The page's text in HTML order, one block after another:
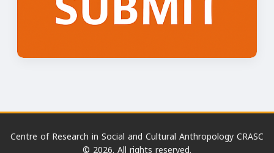
Centre of Research in Social and Cultural Anthropology CRASC